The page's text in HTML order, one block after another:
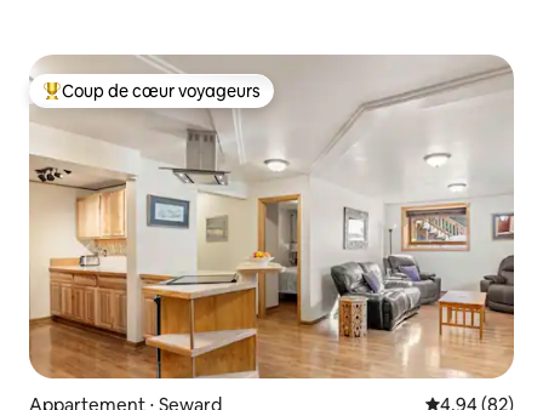
Coups de cœur voyageurs les plus appréciés
Coup de cœur voyageurs
Appartement ⋅ Seward Évaluation
4,94 (82)